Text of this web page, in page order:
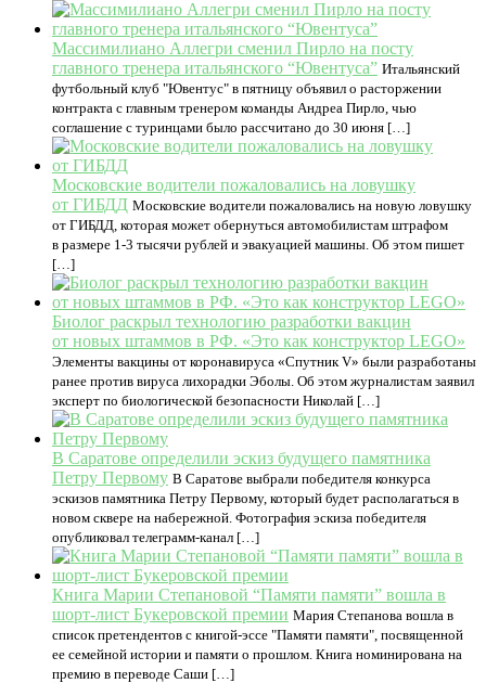
Массимилиано Аллегри сменил Пирло на посту
главного тренера итальянского “Ювентуса” Итальянский
футбольный клуб "Ювентус" в пятницу объявил о расторжении
контракта с главным тренером команды Андреа Пирло, чью
соглашение с туринцами было рассчитано до 30 июня […]
Московские водители пожаловались на ловушку
от ГИБДД Московские водители пожаловались на новую ловушку
от ГИБДД, которая может обернуться автомобилистам штрафом
в размере 1-3 тысячи рублей и эвакуацией машины. Об этом пишет
[…]
Биолог раскрыл технологию разработки вакцин
от новых штаммов в РФ. «Это как конструктор LEGO»
Элементы вакцины от коронавируса «Спутник V» были разработаны
ранее против вируса лихорадки Эболы. Об этом журналистам заявил
эксперт по биологической безопасности Николай […]
В Саратове определили эскиз будущего памятника
Петру Первому В Саратове выбрали победителя конкурса
эскизов памятника Петру Первому, который будет располагаться в
новом сквере на набережной. Фотография эскиза победителя
опубликовал телеграмм-канал […]
Книга Марии Степановой “Памяти памяти” вошла в
шорт-лист Букеровской премии Мария Степанова вошла в
список претендентов с книгой-эссе "Памяти памяти", посвященной
ее семейной истории и памяти о прошлом. Книга номинирована на
премию в переводе Саши […]